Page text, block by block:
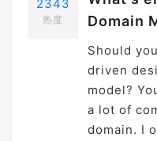
2343
热度
Domain
Should
driven
model?
a lot of
domain. I